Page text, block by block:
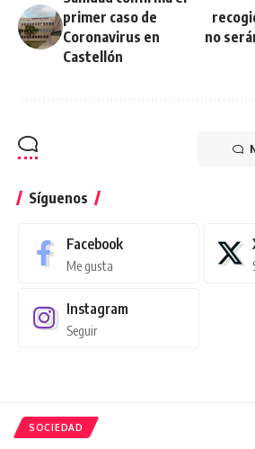
primer caso de
Coronavirus en
Castellón
no
Síguenos
Facebook
Me gusta
Instagram
Seguir
SOCIEDAD